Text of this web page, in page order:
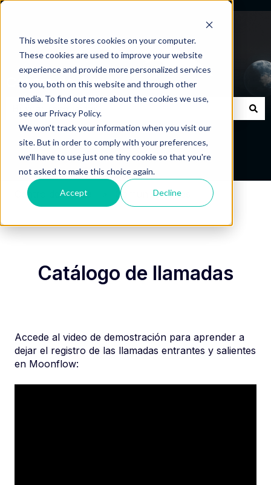
This website stores cookies on your computer.
These cookies are used to improve your website
experience and provide more personalized services
to you, both on this website and through other
media. To find out more about the cookies we use,
see our Privacy Policy.
We won't track your information when you visit our
site. But in order to comply with your preferences,
we'll have to use just one tiny cookie so that you're
not asked to make this choice again.
Accept Decline
Centro de Ayuda
No hay sugerencias porque el campo de búsqueda
Centro de Ayuda Comunicaciones
Catálogo de llamadas
Accede al video de demostración para aprender a
dejar el registro de las llamadas entrantes y salientes
en Moonflow: